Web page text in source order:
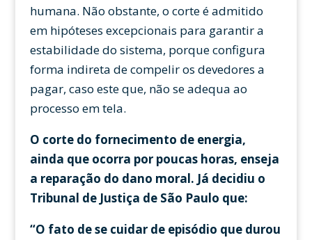
humana. Não obstante, o corte é admitido
em hipóteses excepcionais para garantir a
estabilidade do sistema, porque configura
forma indireta de compelir os devedores a
pagar, caso este que, não se adequa ao
processo em tela.
O corte do fornecimento de energia,
ainda que ocorra por poucas horas, enseja
a reparação do dano moral. Já decidiu o
Tribunal de Justiça de São Paulo que:
“O fato de se cuidar de episódio que durou